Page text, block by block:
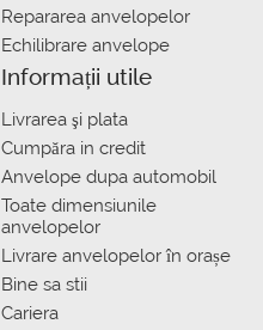
Repararea anvelopelor
Echilibrare anvelope
Informații utile
Livrarea şi plata
Сumpăra in credit
Anvelope dupa automobil
Toate dimensiunile
anvelopelor
Livrare anvelopelor în orașe
Bine sa stii
Cariera